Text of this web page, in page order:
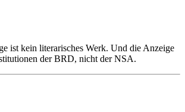
ist kein literarisches Werk. Und die Anzeige
der BRD, nicht der NSA.